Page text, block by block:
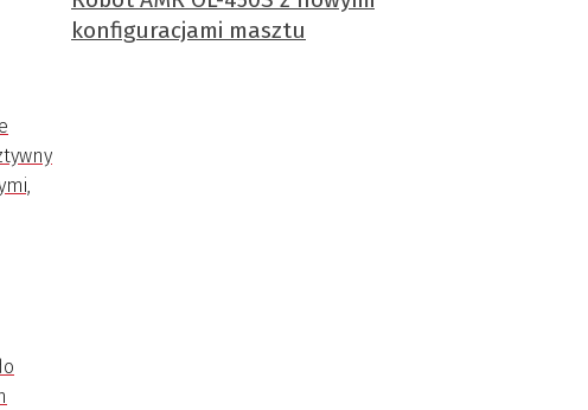
konfiguracjami masztu